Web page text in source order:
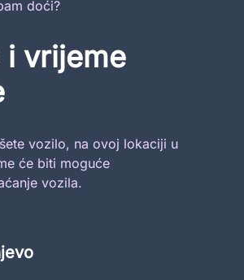
doći?
i vrijeme
vozilo, na ovoj lokaciji u
će biti moguće
vozila.